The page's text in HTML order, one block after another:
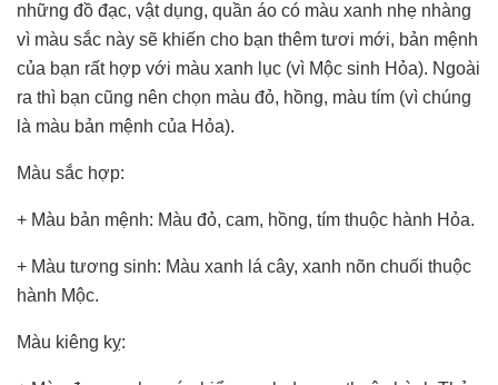
những đồ đạc, vật dụng, quần áo có màu xanh nhẹ nhàng
vì màu sắc này sẽ khiến cho bạn thêm tươi mới, bản mệnh
của bạn rất hợp với màu xanh lục (vì Mộc sinh Hỏa). Ngoài
ra thì bạn cũng nên chọn màu đỏ, hồng, màu tím (vì chúng
là màu bản mệnh của Hỏa).
Màu sắc hợp:
+ Màu bản mệnh: Màu đỏ, cam, hồng, tím thuộc hành Hỏa.
+ Màu tương sinh: Màu xanh lá cây, xanh nõn chuối thuộc
hành Mộc.
Màu kiêng kỵ: